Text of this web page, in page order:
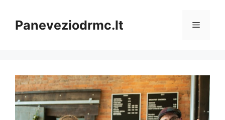
turinioPaneveziodrmc.lt Meniu